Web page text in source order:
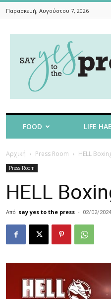
Παρασκευή, Αυγούστου 7, 2026
To
The
FOOD LIFE
Αρχική Press Room HELL
Press Room
HELL
Από say yes to the press - 02/02/2024